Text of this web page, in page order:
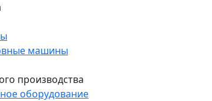
машины
производства
оборудование